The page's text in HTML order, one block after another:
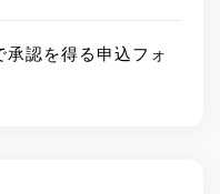
認を得る申込フォ